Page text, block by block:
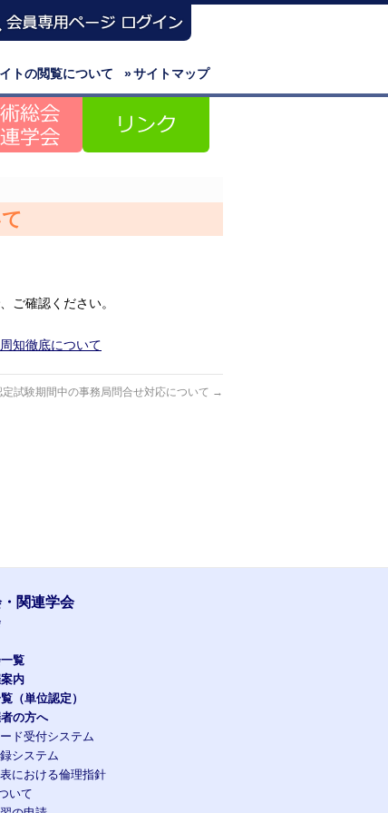
»サイトマップ
トの閲覧について
ご確認ください。
知徹底について
試験期間中の事務局問合せ対応について →
関連学会
覧
内
（単位認定）
の方へ
ド受付システム
システム
における倫理指針
いて